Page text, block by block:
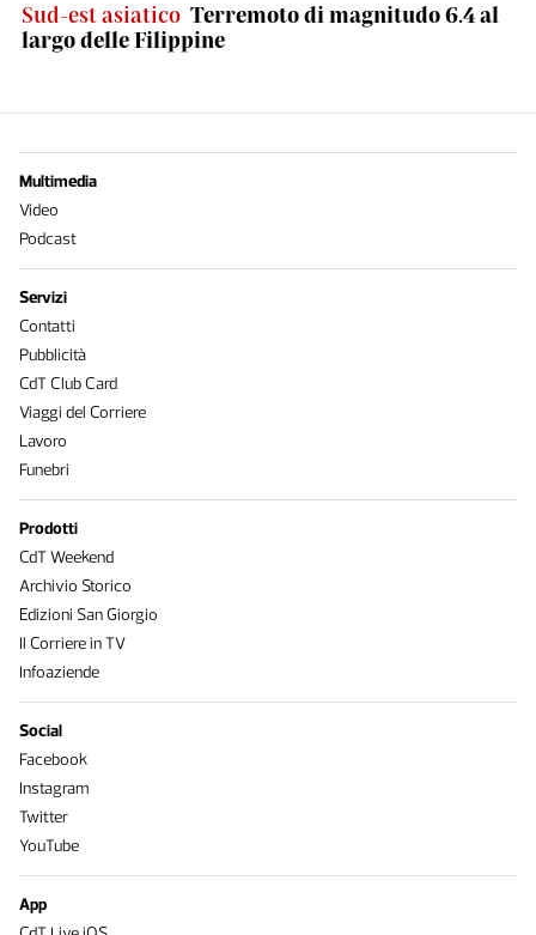
Sud-est asiatico Terremoto di magnitudo 6.4 al
largo delle Filippine
Multimedia
Video
Podcast
Servizi
Contatti
Pubblicità
CdT Club Card
Viaggi del Corriere
Lavoro
Funebri
Prodotti
CdT Weekend
Archivio Storico
Edizioni San Giorgio
Il Corriere in TV
Infoaziende
Social
Facebook
Instagram
Twitter
YouTube
App